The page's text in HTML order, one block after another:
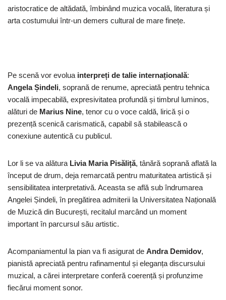
aristocratice de altădată, îmbinând muzica vocală, literatura și
arta costumului într-un demers cultural de mare finețe.
Pe scenă vor evolua interpreți de talie internațională:
Angela Șindeli, soprană de renume, apreciată pentru tehnica
vocală impecabilă, expresivitatea profundă și timbrul luminos,
alături de Marius Nine, tenor cu o voce caldă, lirică și o
prezență scenică carismatică, capabil să stabilească o
conexiune autentică cu publicul.
Lor li se va alătura Livia Maria Pisăliță, tânără soprană aflată la
început de drum, deja remarcată pentru maturitatea artistică și
sensibilitatea interpretativă. Aceasta se află sub îndrumarea
Angelei Șindeli, în pregătirea admiterii la Universitatea Națională
de Muzică din București, recitalul marcând un moment
important în parcursul său artistic.
Acompaniamentul la pian va fi asigurat de Andra Demidov,
pianistă apreciată pentru rafinamentul și eleganța discursului
muzical, a cărei interpretare conferă coerență și profunzime
fiecărui moment sonor.